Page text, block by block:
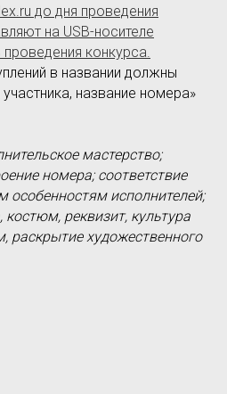
до дня проведения
на USB-носителе
конкурса.
в названии должны
название номера»
мастерство;
номера; соответствие
особенностям исполнителей;
костюм, реквизит, культура
раскрытие художественного